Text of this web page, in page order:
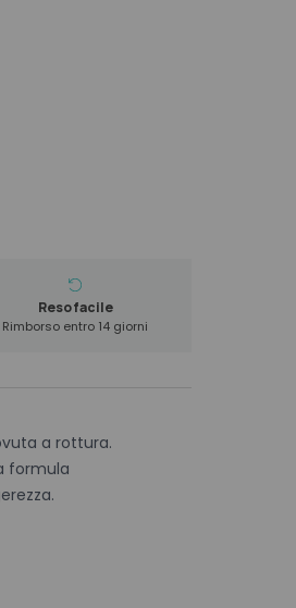
Reso facile
Rimborso entro 14 giorni
a rottura.
formula